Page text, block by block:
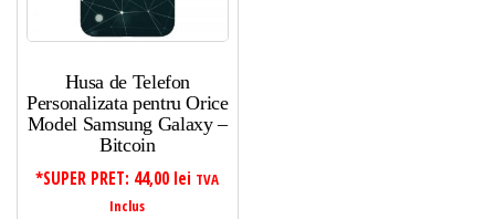
Husa de Telefon
Personalizata pentru Orice
Model Samsung Galaxy –
Bitcoin
*SUPER PRET: 44,00 lei TVA
Inclus